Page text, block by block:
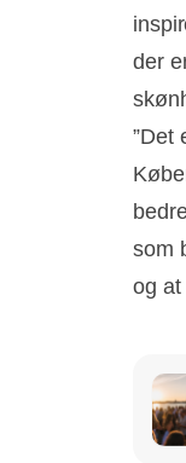
der
”Det
som
og at